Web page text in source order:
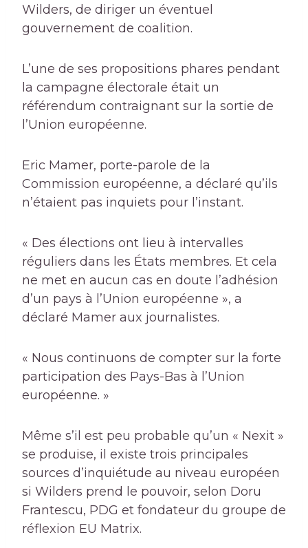
Wilders, de diriger un éventuel
gouvernement de coalition.
L’une de ses propositions phares pendant
la campagne électorale était un
référendum contraignant sur la sortie de
l’Union européenne.
Eric Mamer, porte-parole de la
Commission européenne, a déclaré qu’ils
n’étaient pas inquiets pour l’instant.
« Des élections ont lieu à intervalles
réguliers dans les États membres. Et cela
ne met en aucun cas en doute l’adhésion
d’un pays à l’Union européenne », a
déclaré Mamer aux journalistes.
« Nous continuons de compter sur la forte
participation des Pays-Bas à l’Union
européenne. »
Même s’il est peu probable qu’un « Nexit »
se produise, il existe trois principales
sources d’inquiétude au niveau européen
si Wilders prend le pouvoir, selon Doru
Frantescu, PDG et fondateur du groupe de
réflexion EU Matrix.